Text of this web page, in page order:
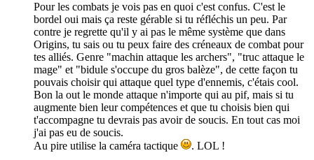
Pour les combats je vois pas en quoi c'est confus. C'est le
bordel oui mais ça reste gérable si tu réfléchis un peu. Par
contre je regrette qu'il y ai pas le même système que dans
Origins, tu sais ou tu peux faire des créneaux de combat pour
tes alliés. Genre "machin attaque les archers", "truc attaque le
mage" et "bidule s'occupe du gros balèze", de cette façon tu
pouvais choisir qui attaque quel type d'ennemis, c'étais cool.
Bon la out le monde attaque n'importe qui au pif, mais si tu
augmente bien leur compétences et que tu choisis bien qui
t'accompagne tu devrais pas avoir de soucis. En tout cas moi
j'ai pas eu de soucis.
Au pire utilise la caméra tactique
. LOL !